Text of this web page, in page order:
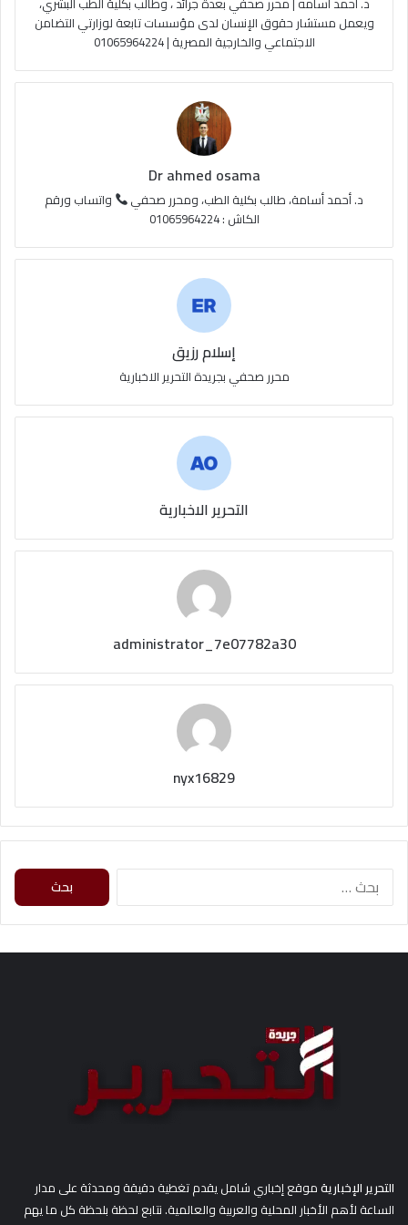
ويعمل مستشار حقوق الإنسان لدى مؤسسات تابعة لوزارتي التضامن
الاجتماعي والخارجية المصرية | 01065964224
Dr ahmed osama
د. أحمد أسامة، طالب بكلية الطب، ومحرر صحفي
واتساب ورقم
الكاش : 01065964224
إسلام رزيق
محرر صحفي بجريدة التحرير الاخبارية
التحرير الاخبارية
administrator_7e07782a30
nyx16829
البحث
عن:
التحرير الإخباريةموقع إخباري شامل يقدم تغطية دقيقة ومحدثة على مدار
الساعة لأهم الأخبار المحلية والعربية والعالمية. نتابع لحظة بلحظة كل ما يهم